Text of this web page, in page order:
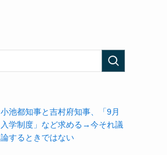
小池都知事と吉村府知事、「9月
入学制度」など求める→今それ議
論するときではない